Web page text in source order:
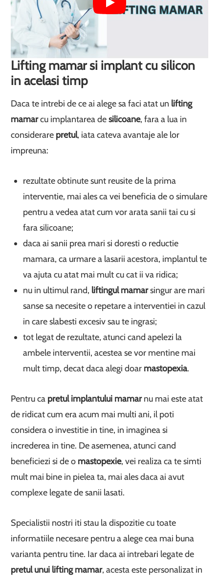
Lifting mamar si implant cu silicon
in acelasi timp
Daca te intrebi de ce ai alege sa faci atat un lifting
mamarcu implantarea desilicoane, fara a lua in
considerare pretul, iata cateva avantaje ale lor
impreuna:
rezultate obtinute sunt reusite de la prima
interventie, mai ales ca vei beneficia de o simulare
pentru a vedea atat cum vor arata sanii tai cu si
fara silicoane;
daca ai sanii prea mari si doresti o reductie
mamara, ca urmare a lasarii acestora, implantul te
va ajuta cu atat mai mult cu cat ii va ridica;
nu in ultimul rand, liftingul mamarsingur are mari
sanse sa necesite o repetare a interventiei in cazul
in care slabesti excesiv sau te ingrasi;
tot legat de rezultate, atunci cand apelezi la
ambele interventii, acestea se vor mentine mai
mult timp, decat daca alegi doar mastopexia.
Pentru ca pretul implantului mamarnu mai este atat
de ridicat cum era acum mai multi ani, il poti
considera o investitie in tine, in imaginea si
increderea in tine. De asemenea, atunci cand
beneficiezi si de o mastopexie, vei realiza ca te simti
mult mai bine in pielea ta, mai ales daca ai avut
complexe legate de sanii lasati.
Specialistii nostri iti stau la dispozitie cu toate
informatiile necesare pentru a alege cea mai buna
varianta pentru tine. Iar daca ai intrebari legate de
pretul unui lifting mamar, acesta este personalizat in